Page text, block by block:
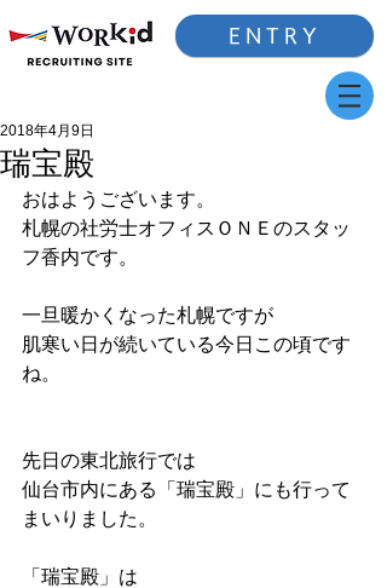
ENTRY
瑞宝殿
2018年4月9日
おはようございます。
札幌の社労士オフィスＯＮＥのスタッ
フ香内です。
一旦暖かくなった札幌ですが
肌寒い日が続いている今日この頃です
ね。
先日の東北旅行では
仙台市内にある「瑞宝殿」にも行って
まいりました。
「瑞宝殿」は